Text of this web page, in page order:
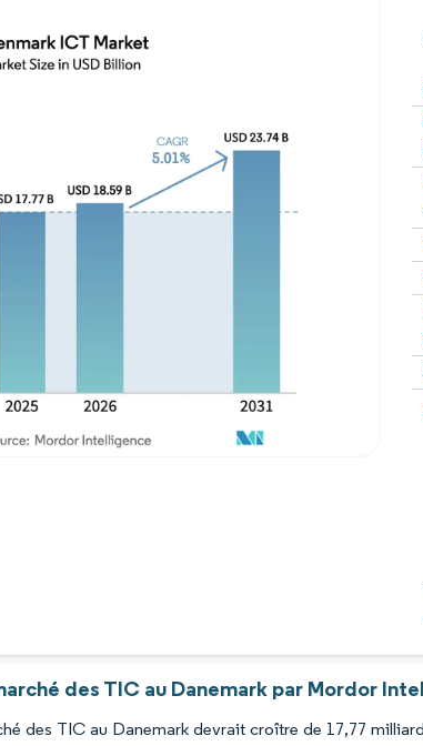
Image © Mordor Intelligence. La réutilisation
des TIC au Danemark par Mordor
des TIC au Danemark devrait croître de 17,77